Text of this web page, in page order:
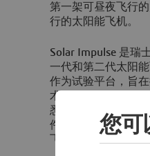
第一架可昼夜飞行
行的太阳能飞机。
Solar Impulse 是瑞
一代和第二代太阳
作为试验平台，旨
术。Solar Impulse
悉，Solar Impulse 2
件应用进行设计、
飞。
您可